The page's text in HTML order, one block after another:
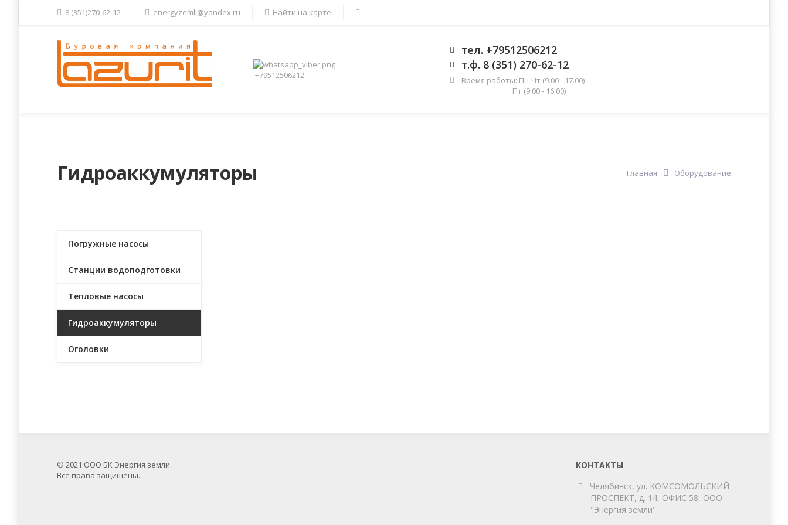
8 (351)270-62-12 energyzemli@yandex.ru Найти на карте
+79512506212
тел. +79512506212
т.ф. 8 (351) 270-62-12
Время работы: Пн-Чт (9.00 - 17.00)
Пт (9.00 - 16.00)
Гидроаккумуляторы Главная Оборудование
Погружные насосы
Станции водоподготовки
Тепловые насосы
Гидроаккумуляторы
Оголовки
КОНТАКТЫ
Челябинск, ул. КОМСОМОЛЬСКИЙ
ПРОСПЕКТ, д. 14, ОФИС 58, ООО
"Энергия земли"
© 2021 ООО БК Энергия земли
Все права защищены.